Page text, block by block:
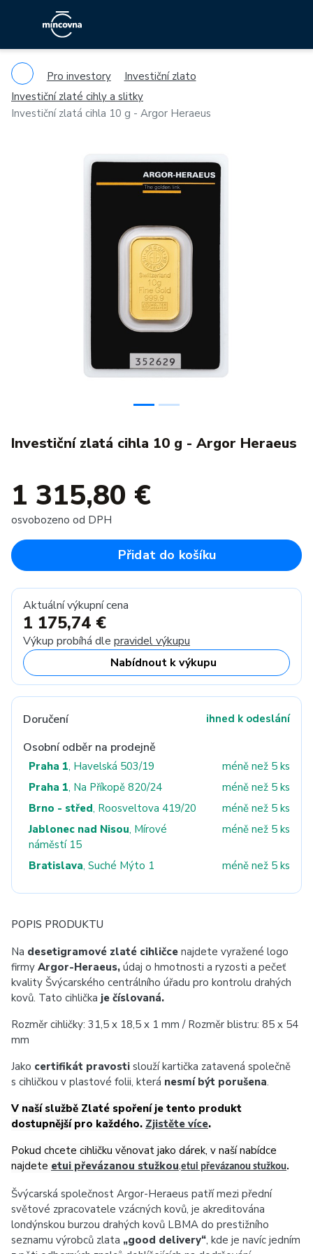
Pro investory
Investiční zlato
Investiční zlaté cihly a slitky
Investiční zlatá cihla 10 g - Argor Heraeus
Investiční zlatá cihla 10 g - Argor Heraeus
1 315,80 €
osvobozeno od DPH
Přidat do košíku
Aktuální výkupní cena
1 175,74 €
Výkup probíhá dle pravidel výkupu
Nabídnout k výkupu
Doručení ihned k odeslání
Osobní odběr na prodejně
Praha 1, Havelská 503/19
méně než 5 ks
Praha 1, Na Příkopě 820/24
méně než 5 ks
Brno - střed, Roosveltova 419/20
méně než 5 ks
Jablonec nad Nisou, Mírové
náměstí 15
méně než 5 ks
Bratislava, Suché Mýto 1 méně než 5 ks
POPIS PRODUKTU
Na desetigramové zlaté cihličce najdete vyražené logo
firmy Argor-Heraeus, údaj o hmotnosti a ryzosti a pečeť
kvality Švýcarského centrálního úřadu pro kontrolu drahých
kovů. Tato cihlička je číslovaná.
Rozměr cihličky: 31,5 x 18,5 x 1 mm / Rozměr blistru: 85 x 54
mm
Jako certifikát pravosti slouží kartička zatavená společně
s cihličkou v plastové folii, která nesmí být porušena.
V naší službě Zlaté spoření je tento produkt
dostupnější pro každého. Zjistěte více.
Pokud chcete cihličku věnovat jako dárek, v naší nabídce
najdete etui převázanou stužkou.etui převázanou stužkou.
Švýcarská společnost Argor-Heraeus patří mezi přední
světové zpracovatele vzácných kovů, je akreditována
londýnskou burzou drahých kovů LBMA do prestižního
seznamu výrobců zlata „good delivery“, kde je navíc jedním